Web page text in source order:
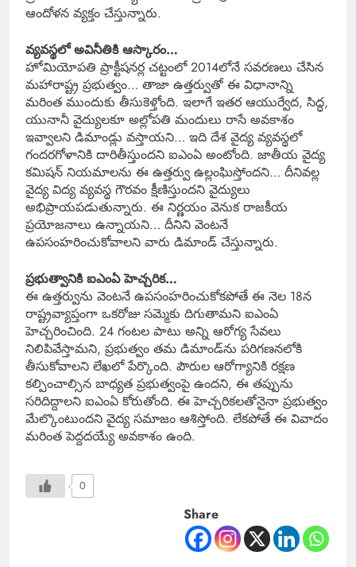
ఆందోళన వ్యక్తం చేస్తున్నారు.
వ్యవస్థలో అవినీతికి ఆస్కారం…
హోమియోపతి ప్రాక్టీషనర్ల చట్టంలో 2014లోనే సవరణలు చేసిన
మహారాష్ట్ర ప్రభుత్వం… తాజా ఉత్తర్వుతో ఈ విధానాన్ని
మరింత ముందుకు తీసుకెళ్తోంది. ఇలాగే ఇతర ఆయుర్వేద, సిద్ధ,
యునానీ వైద్యులకూ అల్లోపతి మందులు రాసే అవకాశం
ఇవ్వాలని డిమాండ్లు వస్తాయని… ఇది దేశ వైద్య వ్యవస్థలో
గందరగోళానికి దారితీస్తుందని ఐఎంఏ అంటోంది. జాతీయ వైద్య
కమిషన్ నియమాలను ఈ ఉత్తర్వు ఉల్లంఘిస్తోందని… దీనివల్ల
వైద్య విద్య వ్యవస్థ గౌరవం క్షీణిస్తుందని వైద్యులు
అభిప్రాయపడుతున్నారు. ఈ నిర్ణయం వెనుక రాజకీయ
ప్రయోజనాలు ఉన్నాయని… దీనిని వెంటనే
ఉపసంహరించుకోవాలని వారు డిమాండ్ చేస్తున్నారు.
ప్రభుత్వానికి ఐఎంఏ హెచ్చరిక…
ఈ ఉత్తర్వును వెంటనే ఉపసంహరించుకోకపోతే ఈ నెల 18న
రాష్ట్రవ్యాప్తంగా ఒకరోజు సమ్మెకు దిగుతామని ఐఎంఏ
హెచ్చరించింది. 24 గంటల పాటు అన్ని ఆరోగ్య సేవలు
నిలిపివేస్తామని, ప్రభుత్వం తమ డిమాండ్‌ను పరిగణనలోకి
తీసుకోవాలని లేఖలో పేర్కొంది. పౌరుల ఆరోగ్యానికి రక్షణ
కల్పించాల్సిన బాధ్యత ప్రభుత్వంపై ఉందని, ఈ తప్పును
సరిదిద్దాలని ఐఎంఏ కోరుతోంది. ఈ హెచ్చరికలతోనైనా ప్రభుత్వం
మేల్కొంటుందని వైద్య సమాజం ఆశిస్తోంది. లేకపోతే ఈ వివాదం
మరింత పెద్దదయ్యే అవకాశం ఉంది.
0
Share